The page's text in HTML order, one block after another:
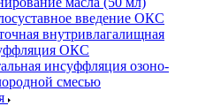
введение ОКС
внутривлагалищная
ОКС
инсуффляция озоно-
смесью